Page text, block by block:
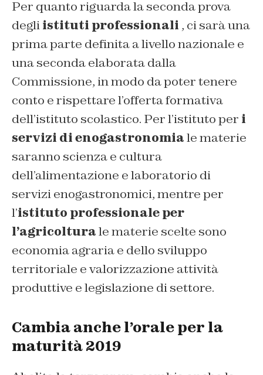
Per quanto riguarda la seconda prova
degliistituti professionali , ci sarà una
prima parte definita a livello nazionale e
una seconda elaborata dalla
Commissione, in modo da poter tenere
conto e rispettare l’offerta formativa
dell’istituto scolastico. Per l’istituto per i
servizi di enogastronomiale materie
saranno scienza e cultura
dell’alimentazione e laboratorio di
servizi enogastronomici, mentre per
l’istituto professionale per
l’agricolturale materie scelte sono
economia agraria e dello sviluppo
territoriale e valorizzazione attività
produttive e legislazione di settore.
Cambia anche l’orale per la
maturità 2019